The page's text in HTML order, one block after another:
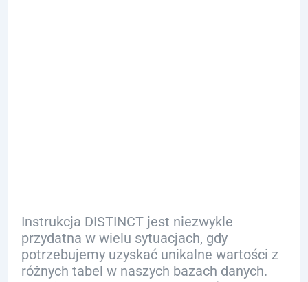
Instrukcja DISTINCT jest niezwykle
przydatna w wielu sytuacjach, gdy
potrzebujemy uzyskać unikalne wartości z
różnych tabel w naszych bazach danych.